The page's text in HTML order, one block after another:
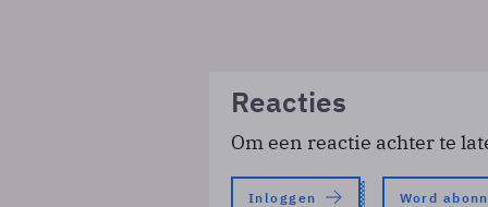
Reacties
Om een reactie achter te
Inloggen Word